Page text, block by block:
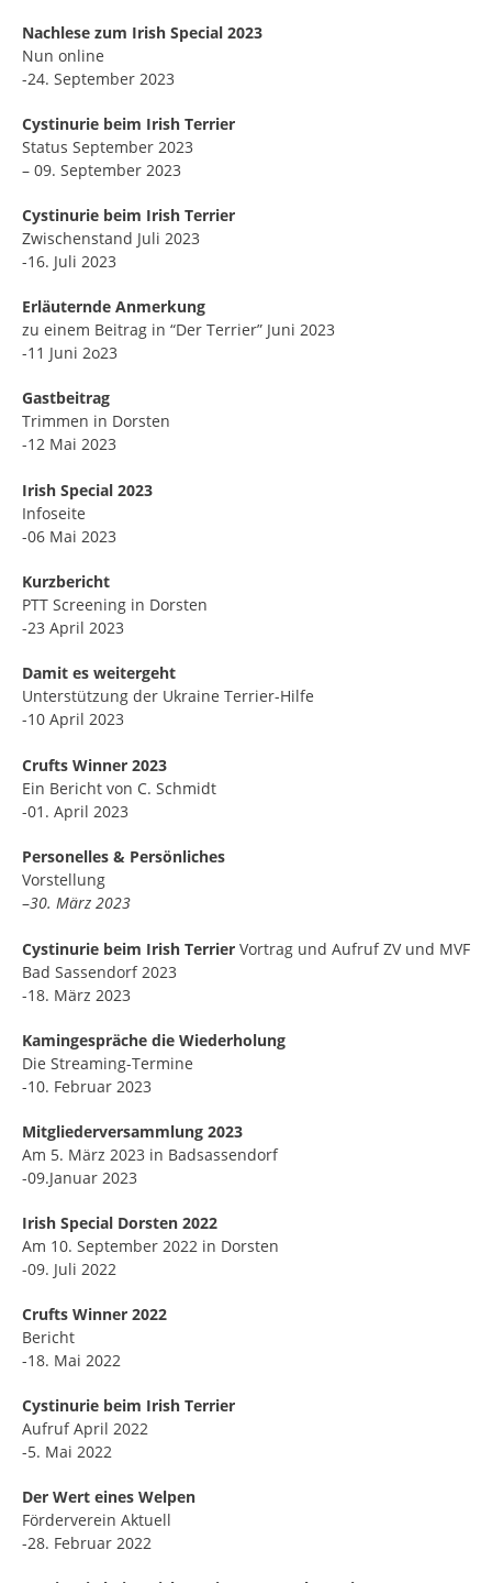
Nachlese zum Irish Special 2023
Nun online
-24. September 2023
Cystinurie beim Irish Terrier
Status September 2023
– 09. September 2023
Cystinurie beim Irish Terrier
Zwischenstand Juli 2023
-16. Juli 2023
Erläuternde Anmerkung
zu einem Beitrag in “Der Terrier” Juni 2023
-11 Juni 2o23
Gastbeitrag
Trimmen in Dorsten
-12 Mai 2023
Irish Special 2023
Infoseite
-06 Mai 2023
Kurzbericht
PTT Screening in Dorsten
-23 April 2023
Damit es weitergeht
Unterstützung der Ukraine Terrier-Hilfe
-10 April 2023
Crufts Winner 2023
Ein Bericht von C. Schmidt
-01. April 2023
Personelles & Persönliches
Vorstellung
–30. März 2023
Cystinurie beim Irish Terrier Vortrag und Aufruf ZV und MVF
Bad Sassendorf 2023
-18. März 2023
Kamingespräche die Wiederholung
Die Streaming-Termine
-10. Februar 2023
Mitgliederversammlung 2023
Am 5. März 2023 in Badsassendorf
-09.Januar 2023
Irish Special Dorsten 2022
Am 10. September 2022 in Dorsten
-09. Juli 2022
Crufts Winner 2022
Bericht
-18. Mai 2022
Cystinurie beim Irish Terrier
Aufruf April 2022
-5. Mai 2022
Der Wert eines Welpen
Förderverein Aktuell
-28. Februar 2022